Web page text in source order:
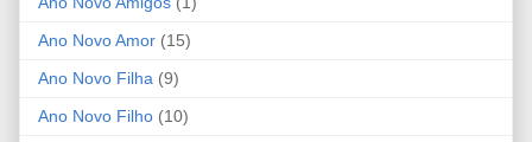
Ano Novo Amor (15)
Ano Novo Filha (9)
Ano Novo Filho (10)